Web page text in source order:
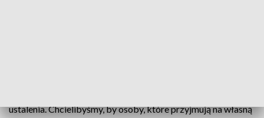
ustalenia. Chcielibyśmy, by osoby, które przyjmują na własną